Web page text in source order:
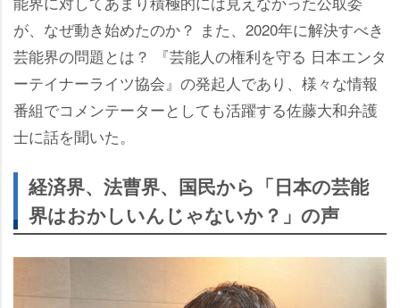
が、なぜ動き始めたのか？ また、2020年に解決すべき
芸能界の問題とは？ 『芸能人の権利を守る 日本エンタ
ーテイナーライツ協会』の発起人であり、様々な情報
番組でコメンテーターとしても活躍する佐藤大和弁護
士に話を聞いた。
経済界、法曹界、国民から「日本の芸能
界はおかしいんじゃないか？」の声